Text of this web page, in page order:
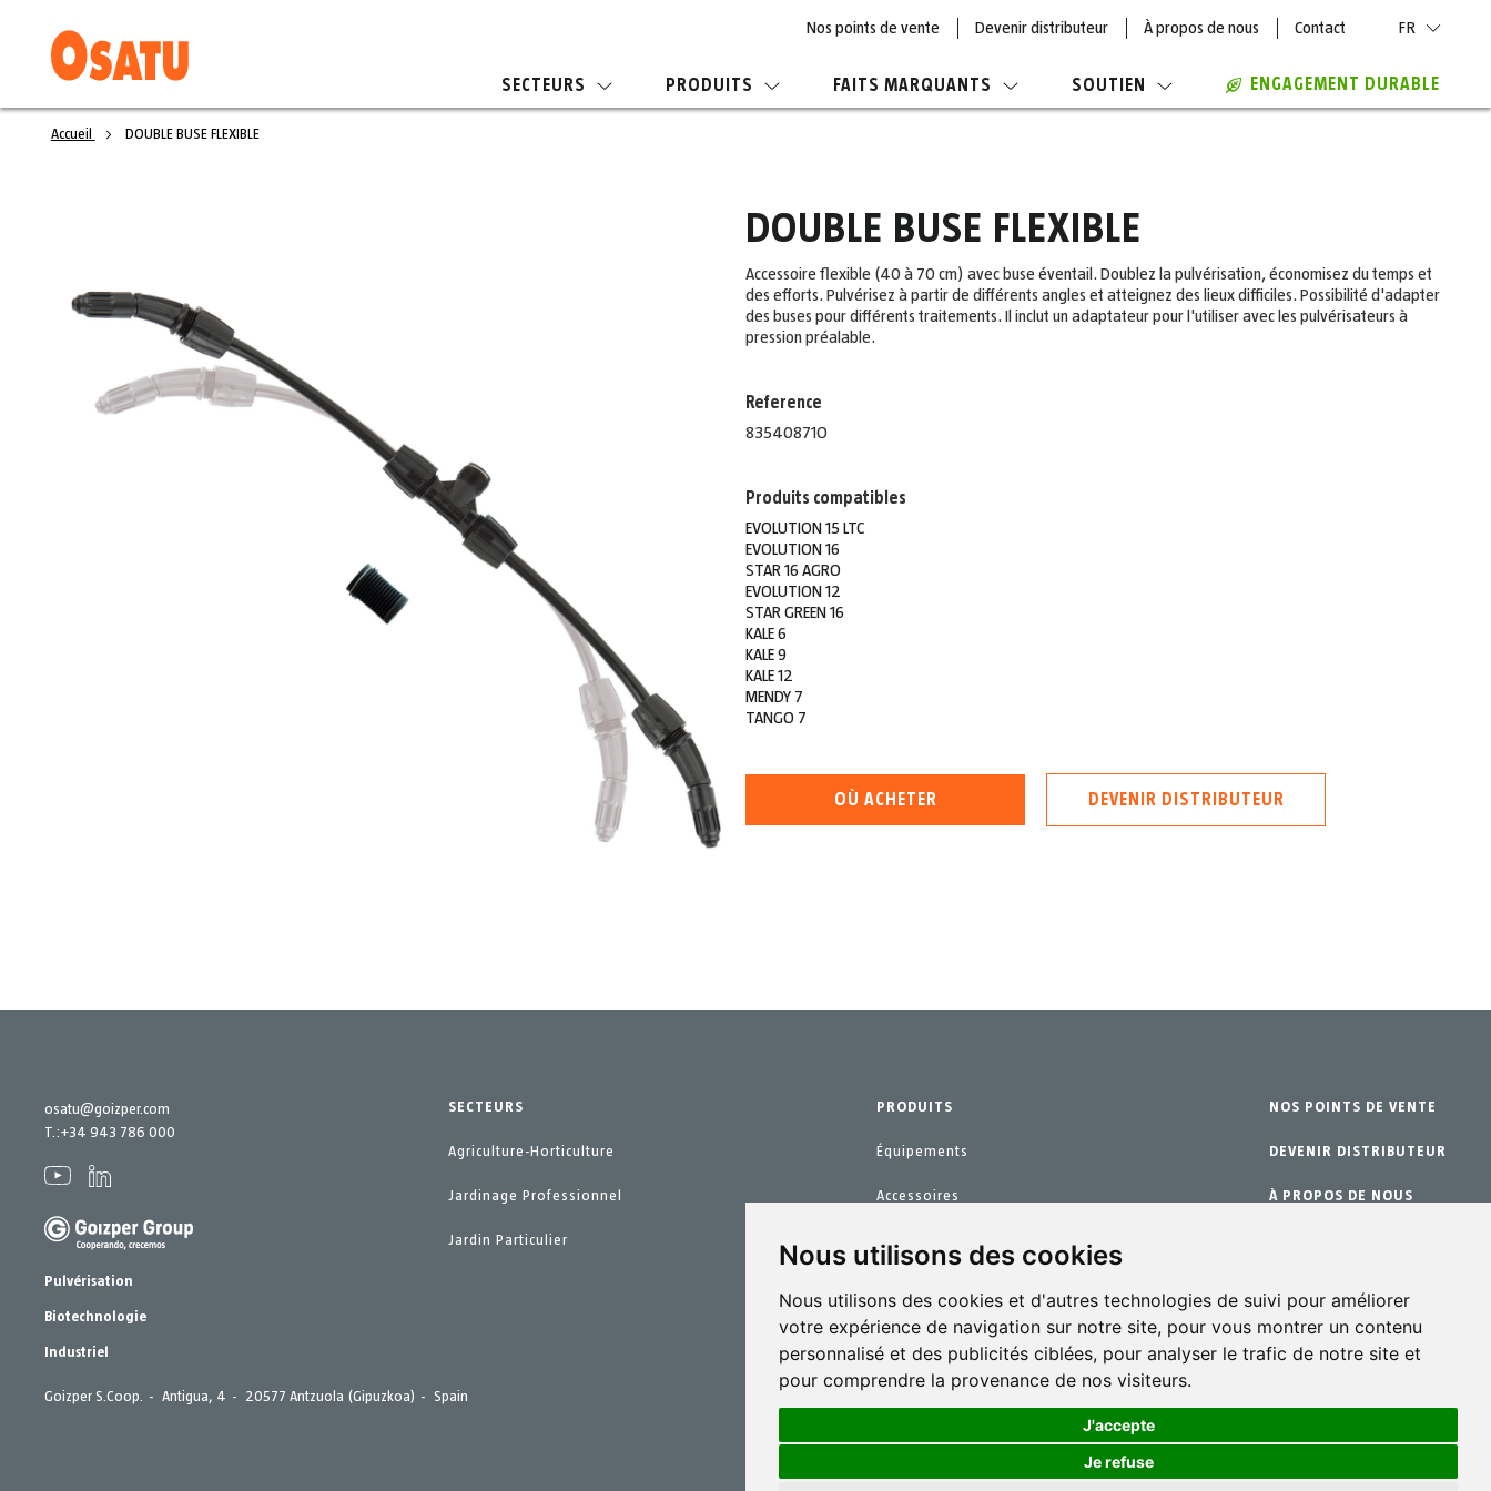
Nous utilisons des cookies
Nous utilisons des cookies et d'autres technologies de suivi pour améliorer
votre expérience de navigation sur notre site, pour vous montrer un contenu
personnalisé et des publicités ciblées, pour analyser le trafic de notre site et
pour comprendre la provenance de nos visiteurs.
J'accepte
Je refuse
Nos points de vente Devenir distributeur À propos de nous Contact FR
SECTEURS PRODUITS FAITS MARQUANTS SOUTIEN ENGAGEMENT DURABLE
Accueil DOUBLE BUSE FLEXIBLE
DOUBLE BUSE FLEXIBLE
Accessoire flexible (40 à 70 cm) avec buse éventail. Doublez la pulvérisation, économisez du temps et
des efforts. Pulvérisez à partir de différents angles et atteignez des lieux difficiles. Possibilité d'adapter
des buses pour différents traitements. Il inclut un adaptateur pour l'utiliser avec les pulvérisateurs à
pression préalable.
Reference
83540871O
Produits compatibles
EVOLUTION 15 LTC
EVOLUTION 16
STAR 16 AGRO
EVOLUTION 12
STAR GREEN 16
KALE 6
KALE 9
KALE 12
MENDY 7
TANGO 7
OÙ ACHETER DEVENIR DISTRIBUTEUR
osatu@goizper.com
T.:+34 943 786 000
Pulvérisation
Biotechnologie
Industriel
SECTEURS
Agriculture-Horticulture
Jardinage Professionnel
Jardin Particulier
PRODUITS
Équipements
Accessoires
NOS POINTS DE VENTE
DEVENIR DISTRIBUTEUR
À PROPOS DE NOUS
Goizper S.Coop. Antigua, 4 20577 Antzuola (Gipuzkoa) Spain